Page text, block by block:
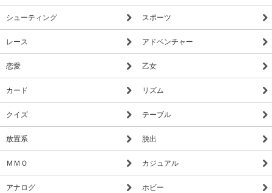
シューティング スポーツ
レース アドベンチャー
恋愛 乙女
カード リズム
クイズ テーブル
放置系 脱出
ＭＭＯ カジュアル
アナログ ホビー